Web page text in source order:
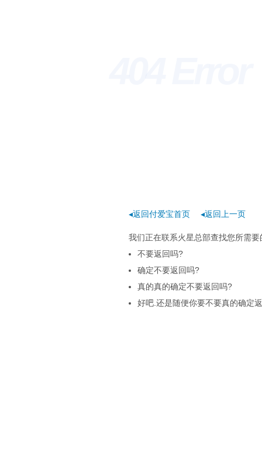
◂返回付爱宝首页 ◂返回上一页
我们正在联系火星总部查找您所需
不要返回吗?
确定不要返回吗?
真的真的确定不要返回吗?
好吧.还是随便你要不要真的确定